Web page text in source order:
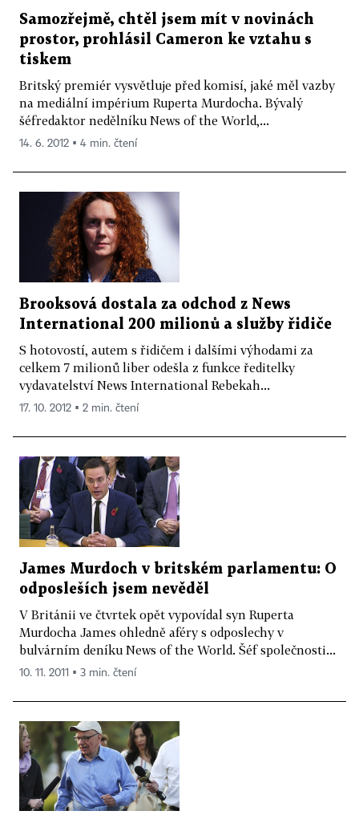
Samozřejmě, chtěl jsem mít v novinách
prostor, prohlásil Cameron ke vztahu s
tiskem
Britský premiér vysvětluje před komisí, jaké měl vazby
na mediální impérium Ruperta Murdocha. Bývalý
šéfredaktor nedělníku News of the World,...
14. 6. 2012 ▪ 4 min. čtení
Brooksová dostala za odchod z News
International 200 milionů a služby řidiče
S hotovostí, autem s řidičem i dalšími výhodami za
celkem 7 milionů liber odešla z funkce ředitelky
vydavatelství News International Rebekah...
17. 10. 2012 ▪ 2 min. čtení
James Murdoch v britském parlamentu: O
odposleších jsem nevěděl
V Británii ve čtvrtek opět vypovídal syn Ruperta
Murdocha James ohledně aféry s odposlechy v
bulvárním deníku News of the World. Šéf společnosti...
10. 11. 2011 ▪ 3 min. čtení